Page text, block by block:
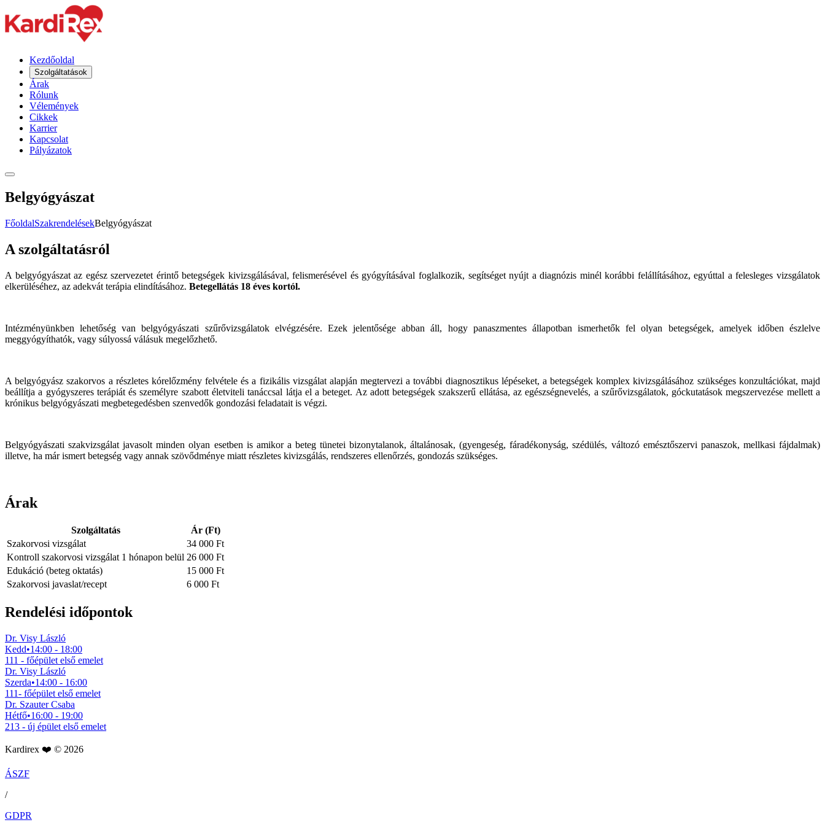
Kezdőoldal
Szolgáltatások
Árak
Rólunk
Vélemények
Cikkek
Karrier
Kapcsolat
Pályázatok
Belgyógyászat
FőoldalSzakrendelésekBelgyógyászat
A szolgáltatásról
A belgyógyászat az egész szervezetet érintő betegségek kivizsgálásával, felismerésével és gyógyításával foglalkozik, segítséget nyújt a diagnózis minél korábbi felállításához, egyúttal a felesleges vizsgálatok
elkerüléséhez, az adekvát terápia elindításához. Betegellátás 18 éves kortól.
Intézményünkben lehetőség van belgyógyászati szűrővizsgálatok elvégzésére. Ezek jelentősége abban áll, hogy panaszmentes állapotban ismerhetők fel olyan betegségek, amelyek időben észlelve
meggyógyíthatók, vagy súlyossá válásuk megelőzhető.
A belgyógyász szakorvos a részletes kórelőzmény felvétele és a fizikális vizsgálat alapján megtervezi a további diagnosztikus lépéseket, a betegségek komplex kivizsgálásához szükséges konzultációkat, majd
beállítja a gyógyszeres terápiát és személyre szabott életviteli tanáccsal látja el a beteget. Az adott betegségek szakszerű ellátása, az egészségnevelés, a szűrővizsgálatok, góckutatások megszervezése mellett a
krónikus belgyógyászati megbetegedésben szenvedők gondozási feladatait is végzi.
Belgyógyászati szakvizsgálat javasolt minden olyan esetben is amikor a beteg tünetei bizonytalanok, általánosak, (gyengeség, fáradékonyság, szédülés, változó emésztőszervi panaszok, mellkasi fájdalmak)
illetve, ha már ismert betegség vagy annak szövődménye miatt részletes kivizsgálás, rendszeres ellenőrzés, gondozás szükséges.
Árak
Szolgáltatás
Ár (Ft)
Szakorvosi vizsgálat
34 000 Ft
Kontroll szakorvosi vizsgálat 1 hónapon belül 26 000 Ft
Edukáció (beteg oktatás)
15 000 Ft
Szakorvosi javaslat/recept
6 000 Ft
Rendelési időpontok
Dr. Visy László
Kedd•14:00 - 18:00
111 - főépület első emelet
Dr. Visy László
Szerda•14:00 - 16:00
111- főépület első emelet
Dr. Szauter Csaba
Hétfő•16:00 - 19:00
213 - új épület első emelet
Kardirex ❤️ © 2026
ÁSZF
/
GDPR